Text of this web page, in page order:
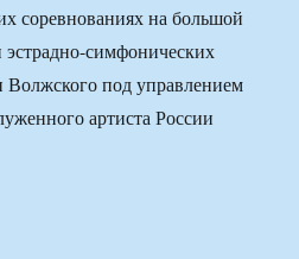
соревнованиях на большой
симфонических
Волжского под управлением
артиста России